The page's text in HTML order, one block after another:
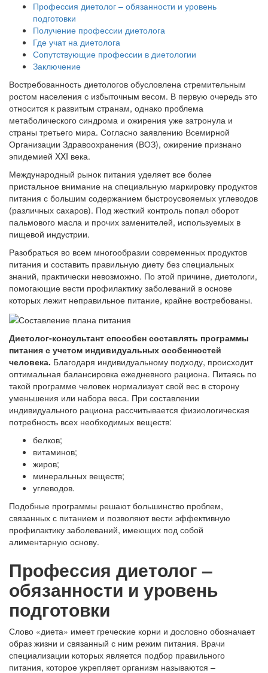
Профессия диетолог – обязанности и уровень
подготовки
Получение профессии диетолога
Где учат на диетолога
Сопутствующие профессии в диетологии
Заключение
Востребованность диетологов обусловлена стремительным
ростом населения с избыточным весом. В первую очередь это
относится к развитым странам, однако проблема
метаболического синдрома и ожирения уже затронула и
страны третьего мира. Согласно заявлению Всемирной
Организации Здравоохранения (ВОЗ), ожирение признано
эпидемией XXI века.
Международный рынок питания уделяет все более
пристальное внимание на специальную маркировку продуктов
питания с большим содержанием быстроусвояемых углеводов
(различных сахаров). Под жесткий контроль попал оборот
пальмового масла и прочих заменителей, используемых в
пищевой индустрии.
Разобраться во всем многообразии современных продуктов
питания и составить правильную диету без специальных
знаний, практически невозможно. По этой причине, диетологи,
помогающие вести профилактику заболеваний в основе
которых лежит неправильное питание, крайне востребованы.
Диетолог-консультант способен составлять программы
питания с учетом индивидуальных особенностей
человека. Благодаря индивидуальному подходу, происходит
оптимальная балансировка ежедневного рациона. Питаясь по
такой программе человек нормализует свой вес в сторону
уменьшения или набора веса. При составлении
индивидуального рациона рассчитывается физиологическая
потребность всех необходимых веществ:
белков;
витаминов;
жиров;
минеральных веществ;
углеводов.
Подобные программы решают большинство проблем,
связанных с питанием и позволяют вести эффективную
профилактику заболеваний, имеющих под собой
алиментарную основу.
Профессия диетолог –
обязанности и уровень
подготовки
Слово «диета» имеет греческие корни и дословно обозначает
образ жизни и связанный с ним режим питания. Врачи
специализации которых является подбор правильного
питания, которое укрепляет организм называются –